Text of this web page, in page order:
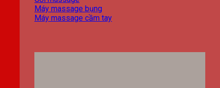
Máy massage bụng
Máy massage cầm tay